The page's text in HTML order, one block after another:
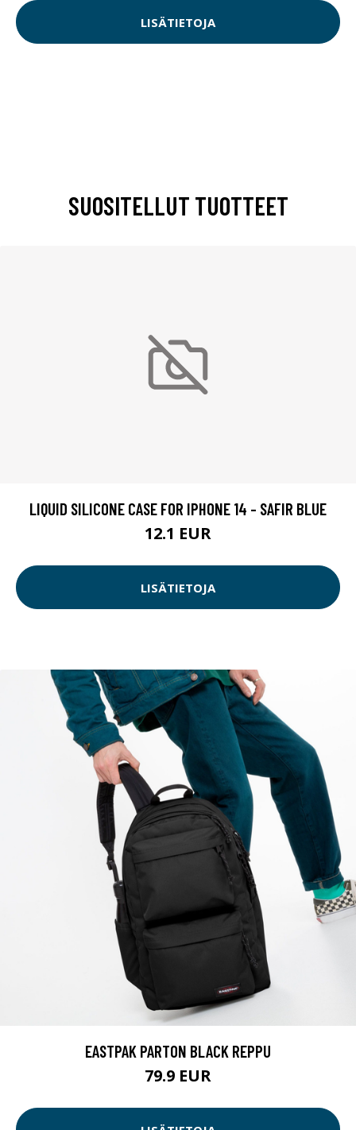
LISÄTIETOJA
SUOSITELLUT TUOTTEET
LIQUID SILICONE CASE FOR IPHONE 14 - SAFIR BLUE
12.1 EUR
LISÄTIETOJA
EASTPAK PARTON BLACK REPPU
79.9 EUR